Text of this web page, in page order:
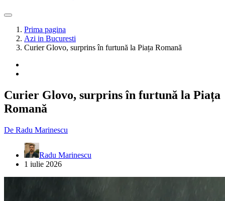
Prima pagina
Azi in Bucuresti
Curier Glovo, surprins în furtună la Piața Romană
Curier Glovo, surprins în furtună la Piața
Romană
De Radu Marinescu
Radu Marinescu
1 iulie 2026